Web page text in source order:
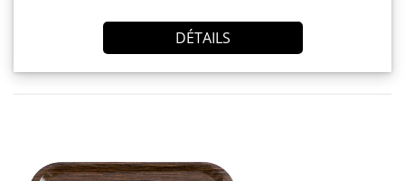
DÉTAILS